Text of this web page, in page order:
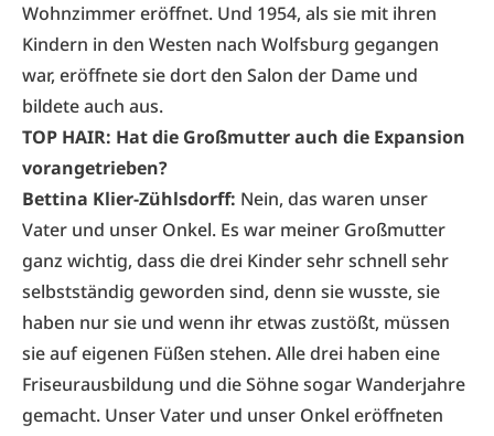
Wohnzimmer eröffnet. Und 1954, als sie mit ihren
Kindern in den Westen nach Wolfsburg gegangen
war, eröffnete sie dort den Salon der Dame und
bildete auch aus.
TOP HAIR: Hat die Großmutter auch die Expansion
vorangetrieben?
Bettina Klier-Zühlsdorff: Nein, das waren unser
Vater und unser Onkel. Es war meiner Großmutter
ganz wichtig, dass die drei Kinder sehr schnell sehr
selbstständig geworden sind, denn sie wusste, sie
haben nur sie und wenn ihr etwas zustößt, müssen
sie auf eigenen Füßen stehen. Alle drei haben eine
Friseurausbildung und die Söhne sogar Wanderjahre
gemacht. Unser Vater und unser Onkel eröffneten